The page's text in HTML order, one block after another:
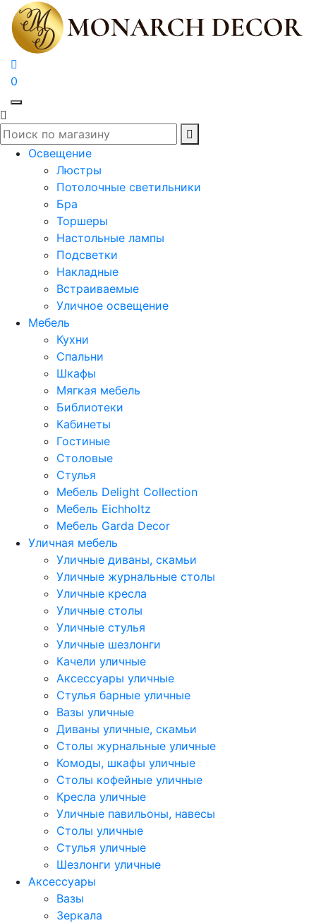
0
Освещение
Люстры
Потолочные светильники
Бра
Торшеры
Настольные лампы
Подсветки
Накладные
Встраиваемые
Уличное освещение
Мебель
Кухни
Спальни
Шкафы
Мягкая мебель
Библиотеки
Кабинеты
Гостиные
Столовые
Стулья
Мебель Delight Collection
Мебель Eichholtz
Мебель Garda Decor
Уличная мебель
Уличные диваны, скамьи
Уличные журнальные столы
Уличные кресла
Уличные столы
Уличные стулья
Уличные шезлонги
Качели уличные
Аксессуары уличные
Стулья барные уличные
Вазы уличные
Диваны уличные, скамьи
Столы журнальные уличные
Комоды, шкафы уличные
Столы кофейные уличные
Кресла уличные
Уличные павильоны, навесы
Столы уличные
Стулья уличные
Шезлонги уличные
Аксессуары
Вазы
Зеркала